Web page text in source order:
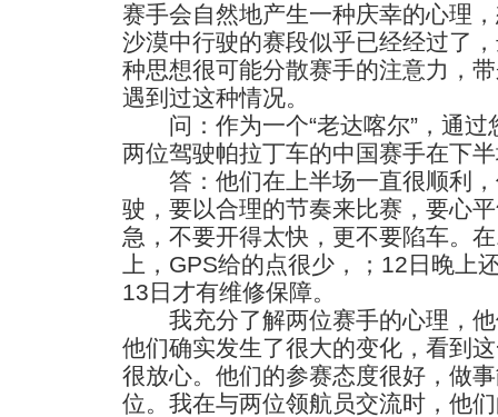
赛手会自然地产生一种庆幸的心理
沙漠中行驶的赛段似乎已经经过了
种思想很可能分散赛手的注意力，
遇到过这种情况。
问：作为一个“老达喀尔”，通过
两位驾驶帕拉丁车的中国赛手在下
答：他们在上半场一直很顺利，
驶，要以合理的节奏来比赛，要心
急，不要开得太快，更不要陷车。
上，GPS给的点很少，；12日晚上
13日才有维修保障。
我充分了解两位赛手的心理，他
他们确实发生了很大的变化，看到
很放心。他们的参赛态度很好，做
位。我在与两位领航员交流时，他